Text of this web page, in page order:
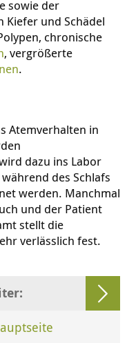
sowie der
Kiefer und Schädel
chronische
, vergrößerte
.
Atemverhalten in
dazu ins Labor
des Schlafs
werden. Manchmal
und der Patient
stellt die
verlässlich fest.